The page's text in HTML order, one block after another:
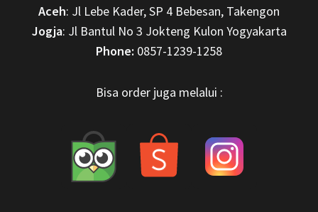
Aceh: Jl Lebe Kader, SP 4 Bebesan, Takengon
Jogja: Jl Bantul No 3 Jokteng Kulon Yogyakarta
Phone: 0857-1239-1258
Bisa order juga melalui :